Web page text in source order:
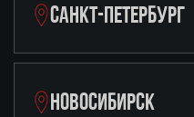
САНКТ-ПЕТЕРБУРГ
НОВОСИБИРСК